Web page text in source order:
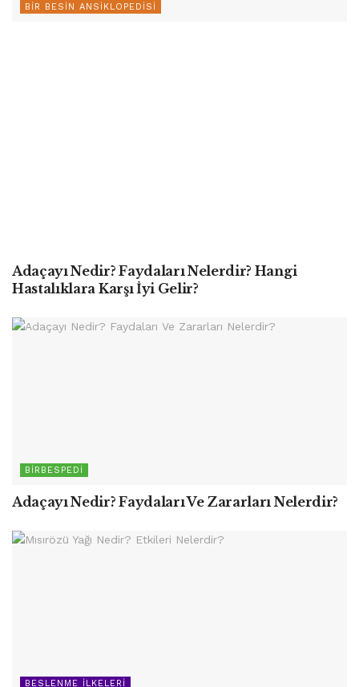
BIR BESIN ANSIKLOPEDISI
Adaçayı Nedir? Faydaları Nelerdir? Hangi
Hastalıklara Karşı İyi Gelir?
BIRBESPEDI
Adaçayı Nedir? Faydaları Ve Zararları Nelerdir?
BESLENME İLKELERI